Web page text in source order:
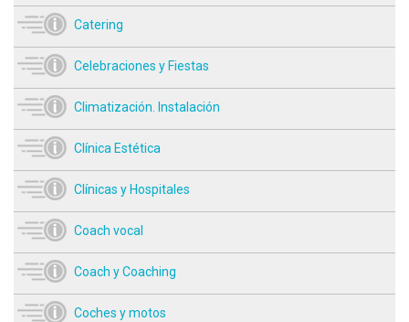
Catering
Celebraciones y Fiestas
Climatización. Instalación
Clínica Estética
Clínicas y Hospitales
Coach vocal
Coach y Coaching
Coches y motos